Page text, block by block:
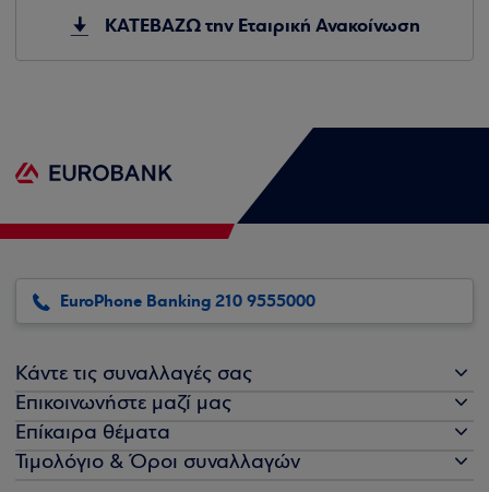
ΚΑΤΕΒΑΖΩ την Εταιρική Ανακοίνωση
EuroPhone Banking 210 9555000
Κάντε τις συναλλαγές σας
Επικοινωνήστε μαζί μας
Επίκαιρα θέματα
Τιμολόγιο & Όροι συναλλαγών